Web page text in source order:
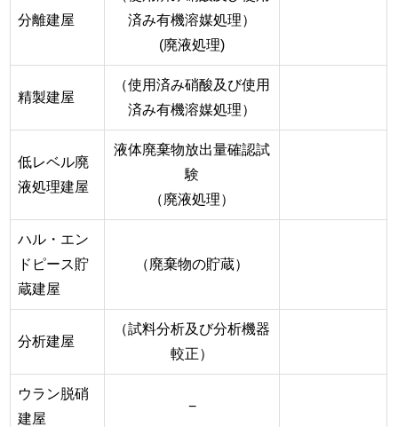
分離建屋
済み有機溶媒処理）
(廃液処理)
精製建屋
（使用済み硝酸及び使用
済み有機溶媒処理）
低レベル廃
液処理建屋
液体廃棄物放出量確認試
験
（廃液処理）
ハル・エン
ドピース貯
蔵建屋
（廃棄物の貯蔵）
分析建屋
（試料分析及び分析機器
較正）
ウラン脱硝
建屋
−